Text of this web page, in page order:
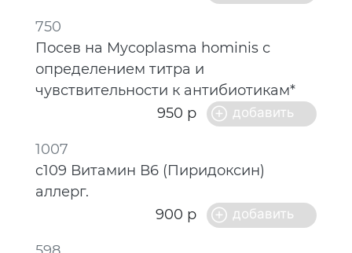
750
Посев на Mycoplasma hominis с
определением титра и
чувствительности к антибиотикам*
950 р
1007
c109 Витамин В6 (Пиридоксин)
аллерг.
900 р